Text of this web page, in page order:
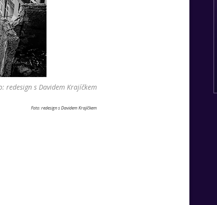
redesign s Davidem Krajíčkem
Foto: redesign s Davidem Krajíčkem